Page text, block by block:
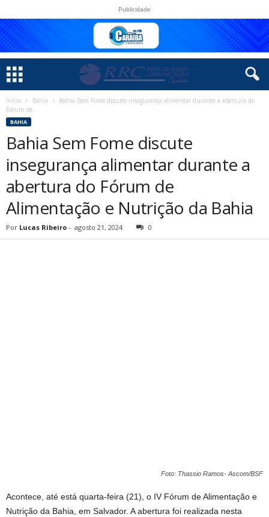
Publicidade
Início Bahia
Bahia Sem Fome discute insegurança alimentar durante a abertura do
Fórum de...
BAHIA
Bahia Sem Fome discute
insegurança alimentar durante a
abertura do Fórum de
Alimentação e Nutrição da Bahia
Por Lucas Ribeiro - agosto 21, 2024 0
Foto: Thassio Ramos- Ascom/BSF
Acontece, até está quarta-feira (21), o IV Fórum de Alimentação e
Nutrição da Bahia, em Salvador. A abertura foi realizada nesta